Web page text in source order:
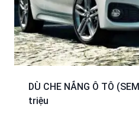
DÙ CHE NẮNG Ô TÔ
triệu